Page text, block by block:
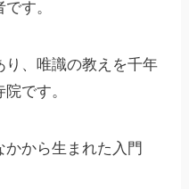
す。
り、唯識の教えを千年
です。
から生まれた入門